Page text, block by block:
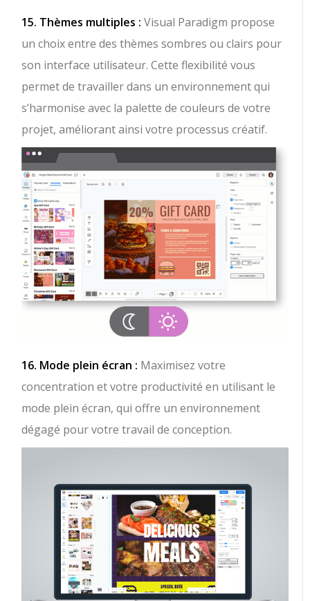
15. Thèmes multiples : Visual Paradigm propose
un choix entre des thèmes sombres ou clairs pour
son interface utilisateur. Cette flexibilité vous
permet de travailler dans un environnement qui
s’harmonise avec la palette de couleurs de votre
projet, améliorant ainsi votre processus créatif.
16. Mode plein écran : Maximisez votre
concentration et votre productivité en utilisant le
mode plein écran, qui offre un environnement
dégagé pour votre travail de conception.